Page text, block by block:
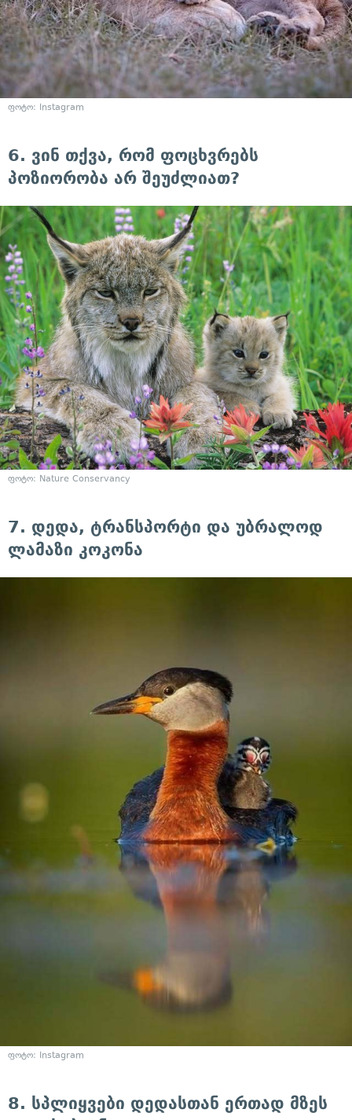
ფოტო: Instagram
6. ვინ თქვა, რომ ფოცხვრებს
პოზიორობა არ შეუძლიათ?
ფოტო: Nature Conservancy
7. დედა, ტრანსპორტი და უბრალოდ
ლამაზი კოკონა
ფოტო: Instagram
8. სპლიყვები დედასთან ერთად მზეს